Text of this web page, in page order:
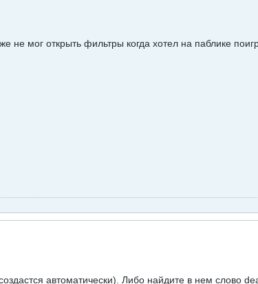
мог открыть фильтры когда хотел на паблике
автоматически). Либо найдите в нем слово